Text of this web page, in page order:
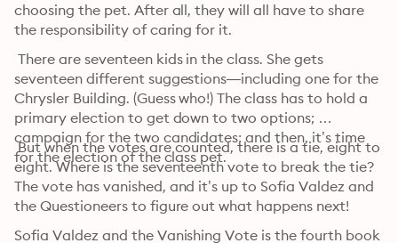
choosing the pet. After all, they will all have to share
the responsibility of caring for it.
There are seventeen kids in the class. She gets
seventeen different suggestions—including one for the
Chrysler Building. (Guess who!) The class has to hold a
primary election to get down to two options;
campaign for the two candidates; and then, it’s time
for the election of the class pet.
But when the votes are counted, there is a tie, eight to
eight. Where is the seventeenth vote to break the tie?
The vote has vanished, and it’s up to Sofia Valdez and
the Questioneers to figure out what happens next!
Sofia Valdez and the Vanishing Vote is the fourth book